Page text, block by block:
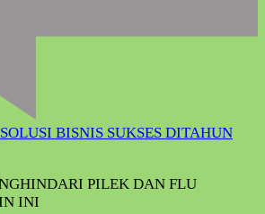
SOLUSI BISNIS SUKSES DITAHUN